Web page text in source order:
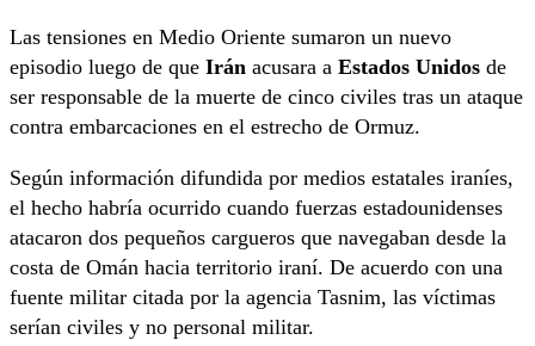
Las tensiones en Medio Oriente sumaron un nuevo
episodio luego de que Irán acusara a Estados Unidos de
ser responsable de la muerte de cinco civiles tras un ataque
contra embarcaciones en el estrecho de Ormuz.
Según información difundida por medios estatales iraníes,
el hecho habría ocurrido cuando fuerzas estadounidenses
atacaron dos pequeños cargueros que navegaban desde la
costa de Omán hacia territorio iraní. De acuerdo con una
fuente militar citada por la agencia Tasnim, las víctimas
serían civiles y no personal militar.